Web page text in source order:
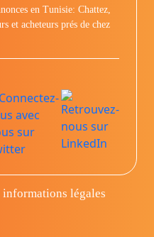
en Tunisie: Chattez,
et acheteurs prés de chez
légales